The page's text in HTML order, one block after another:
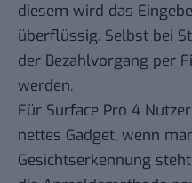
diesem wird das
überflüssig. Selbst bei
der Bezahlvorgang per
werden.
Für Surface Pro 4
nettes Gadget, wenn
Gesichtserkennung